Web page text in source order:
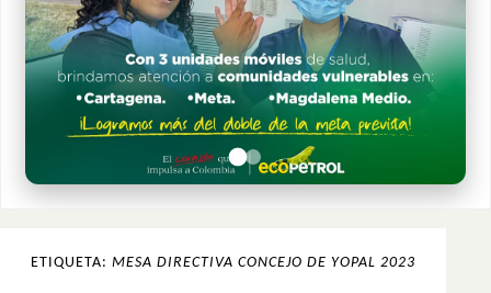
ETIQUETA: MESA DIRECTIVA CONCEJO DE YOPAL 2023